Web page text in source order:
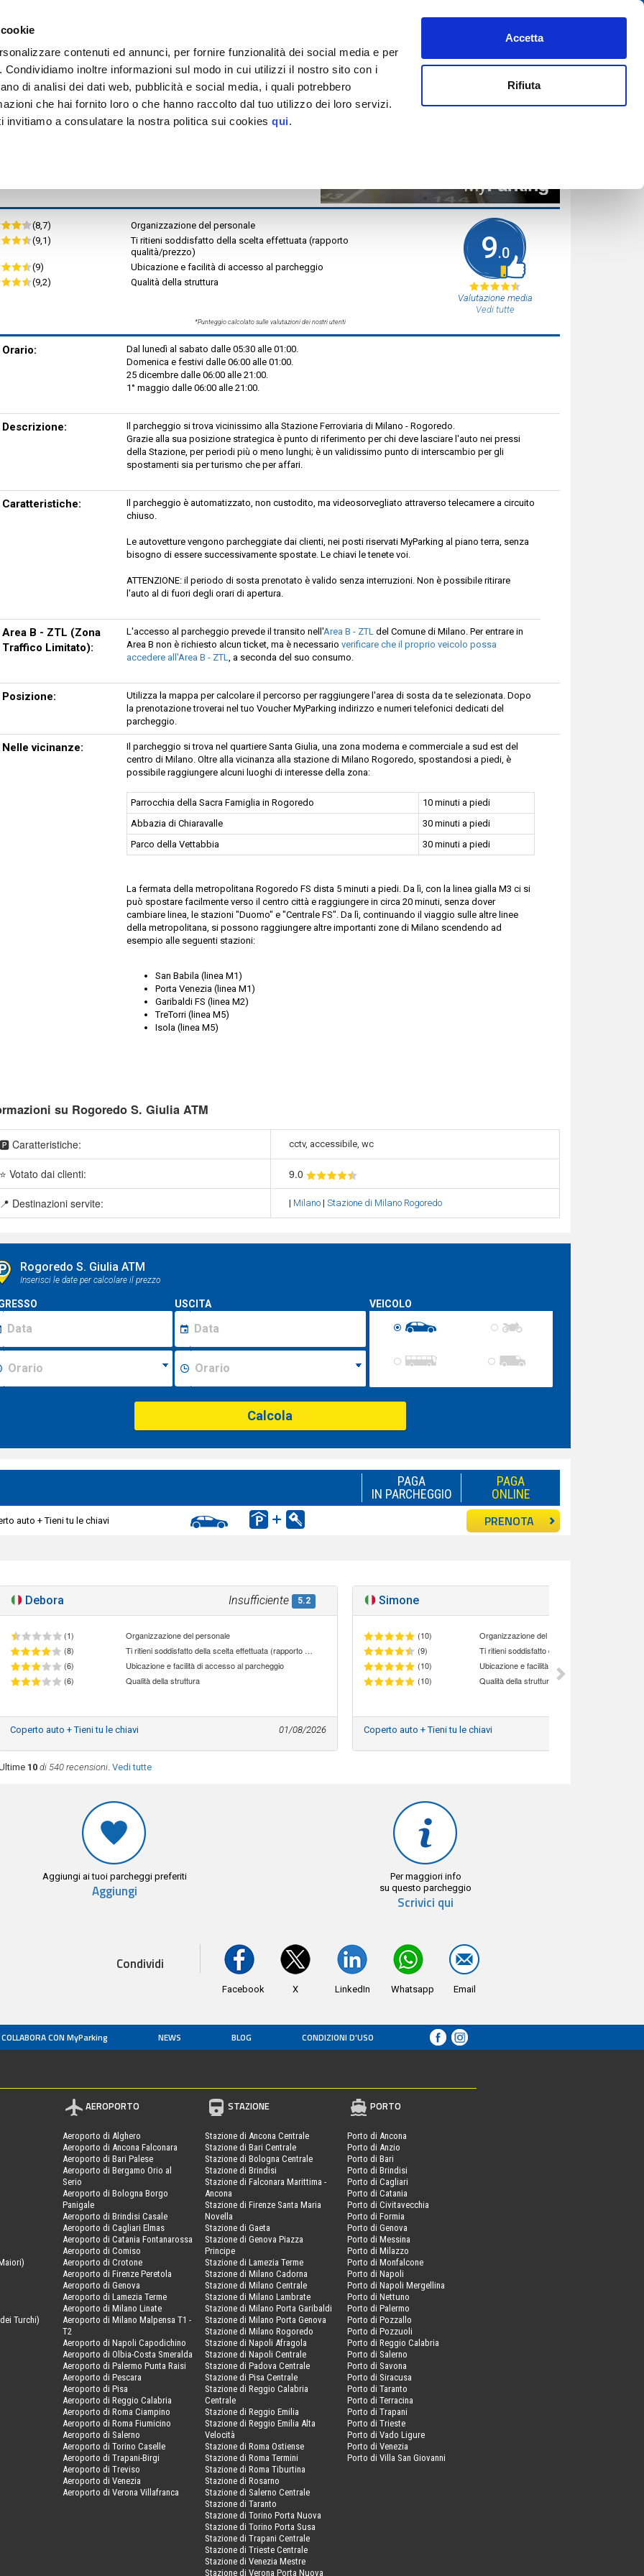
contenuti ed annunci, per fornire funzionalità dei social media e per
inoltre informazioni sul modo in cui utilizzi il nostro sito con i
di analisi dei dati web, pubblicità e social media, i quali potrebbero
che hai fornito loro o che hanno raccolto dal tuo utilizzo dei loro servizi.
invitiamo a consulatare la nostra politica sui cookiesqui.
Accetta
Rifiuta
ACCEDI
servite >
Rogoredo S. Giulia ATM
or.rid. MAPPA PRENOTA ORA
H. MAX 1,90 m
(8,7)
Organizzazione del personale
(9,1)
Ti ritieni soddisfatto della scelta effettuata (rapporto
qualità/prezzo)
(9)
Ubicazione e facilità di accesso al parcheggio
(9,2)
Qualità della struttura
9.0
Valutazione media
Vedi tutte
*Punteggio calcolato sulle valutazioni dei nostri utenti
Orario:
Dal lunedì al sabato dalle 05:30 alle 01:00.
Domenica e festivi dalle 06:00 alle 01:00.
25 dicembre dalle 06:00 alle 21:00.
1° maggio dalle 06:00 alle 21:00.
Descrizione:
Il parcheggio si trova vicinissimo alla Stazione Ferroviaria di Milano - Rogoredo.
Grazie alla sua posizione strategica è punto di riferimento per chi deve lasciare l'auto nei pressi
della Stazione, per periodi più o meno lunghi; è un validissimo punto di interscambio per gli
spostamenti sia per turismo che per affari.
Caratteristiche:
Il parcheggio è automatizzato, non custodito, ma videosorvegliato attraverso telecamere a circuito
chiuso.
Le autovetture vengono parcheggiate dai clienti, nei posti riservati MyParking al piano terra, senza
bisogno di essere successivamente spostate. Le chiavi le tenete voi.
ATTENZIONE: il periodo di sosta prenotato è valido senza interruzioni. Non è possibile ritirare
l'auto al di fuori degli orari di apertura.
Area B - ZTL (Zona
Traffico Limitato):
L'accesso al parcheggio prevede il transito nell'Area B - ZTL del Comune di Milano. Per entrare in
Area B non è richiesto alcun ticket, ma è necessario verificare che il proprio veicolo possa
accedere all'Area B - ZTL
, a seconda del suo consumo.
Posizione:
Utilizza la mappa per calcolare il percorso per raggiungere l'area di sosta da te selezionata. Dopo
la prenotazione troverai nel tuo Voucher MyParking indirizzo e numeri telefonici dedicati del
parcheggio.
Nelle vicinanze:
Il parcheggio si trova nel quartiere Santa Giulia, una zona moderna e commerciale a sud est del
centro di Milano. Oltre alla vicinanza alla stazione di Milano Rogoredo, spostandosi a piedi, è
possibile raggiungere alcuni luoghi di interesse della zona:
Parrocchia della Sacra Famiglia in Rogoredo
10 minuti a piedi
Abbazia di Chiaravalle
30 minuti a piedi
Parco della Vettabbia
30 minuti a piedi
La fermata della metropolitana Rogoredo FS dista 5 minuti a piedi. Da lì, con la linea gialla M3 ci si
può spostare facilmente verso il centro città e raggiungere in circa 20 minuti, senza dover
cambiare linea, le stazioni "Duomo" e "Centrale FS". Da lì, continuando il viaggio sulle altre linee
della metropolitana, si possono raggiungere altre importanti zone di Milano scendendo ad
esempio alle seguenti stazioni:
San Babila (linea M1)
Porta Venezia (linea M1)
Garibaldi FS (linea M2)
TreTorri (linea M5)
Isola (linea M5)
su Rogoredo S. Giulia ATM
Caratteristiche: cctv, accessibile, wc
Votato dai clienti: 9.0
Destinazioni servite: | Milano | Stazione di Milano Rogoredo
Rogoredo S. Giulia ATM
Inserisci le date per calcolare il prezzo
USCITA VEICOLO
Calcola
PAGA
ONLINE
PAGA
IN PARCHEGGIO
auto + Tieni tu le chiavi PRENOTA
Debora Insufficiente 5.2
(1)
Organizzazione del personale
(8)
Ti ritieni soddisfatto della scelta effettuata (rapporto qualità/prezzo)
(6)
Ubicazione e facilità di accesso al parcheggio
(6)
Qualità della struttura
Coperto auto + Tieni tu le chiavi 01/08/2026
Simone
(10)
Organizzazione del personale
(9)
(10)
Ubicazione e facilità di accesso al parcheggio
(10)
Qualità della struttura
Coperto auto + Tieni tu le chiavi
10 di 540 recensioni. Vedi tutte
Aggiungi ai tuoi parcheggi preferiti
Aggiungi
Per maggiori info
su questo parcheggio
Scrivici qui
Condividi
Facebook X LinkedIn Whatsapp Email
COLLABORA CON MyParking NEWS BLOG CONDIZIONI D’USO
Turchi)
AEROPORTO
Aeroporto di Alghero
Aeroporto di Ancona Falconara
Aeroporto di Bari Palese
Aeroporto di Bergamo Orio al
Serio
Aeroporto di Bologna Borgo
Panigale
Aeroporto di Brindisi Casale
Aeroporto di Cagliari Elmas
Aeroporto di Catania Fontanarossa
Aeroporto di Comiso
Aeroporto di Crotone
Aeroporto di Firenze Peretola
Aeroporto di Genova
Aeroporto di Lamezia Terme
Aeroporto di Milano Linate
Aeroporto di Milano Malpensa T1 -
T2
Aeroporto di Napoli Capodichino
Aeroporto di Olbia-Costa Smeralda
Aeroporto di Palermo Punta Raisi
Aeroporto di Pescara
Aeroporto di Pisa
Aeroporto di Reggio Calabria
Aeroporto di Roma Ciampino
Aeroporto di Roma Fiumicino
Aeroporto di Salerno
Aeroporto di Torino Caselle
Aeroporto di Trapani-Birgi
Aeroporto di Treviso
Aeroporto di Venezia
Aeroporto di Verona Villafranca
STAZIONE
Stazione di Ancona Centrale
Stazione di Bari Centrale
Stazione di Bologna Centrale
Stazione di Brindisi
Stazione di Falconara Marittima -
Ancona
Stazione di Firenze Santa Maria
Novella
Stazione di Gaeta
Stazione di Genova Piazza
Principe
Stazione di Lamezia Terme
Stazione di Milano Cadorna
Stazione di Milano Centrale
Stazione di Milano Lambrate
Stazione di Milano Porta Garibaldi
Stazione di Milano Porta Genova
Stazione di Milano Rogoredo
Stazione di Napoli Afragola
Stazione di Napoli Centrale
Stazione di Padova Centrale
Stazione di Pisa Centrale
Stazione di Reggio Calabria
Centrale
Stazione di Reggio Emilia
Stazione di Reggio Emilia Alta
Velocità
Stazione di Roma Ostiense
Stazione di Roma Termini
Stazione di Roma Tiburtina
Stazione di Rosarno
Stazione di Salerno Centrale
Stazione di Taranto
Stazione di Torino Porta Nuova
Stazione di Torino Porta Susa
Stazione di Trapani Centrale
Stazione di Trieste Centrale
Stazione di Venezia Mestre
Stazione di Verona Porta Nuova
PORTO
Porto di Ancona
Porto di Anzio
Porto di Bari
Porto di Brindisi
Porto di Cagliari
Porto di Catania
Porto di Civitavecchia
Porto di Formia
Porto di Genova
Porto di Messina
Porto di Milazzo
Porto di Monfalcone
Porto di Napoli
Porto di Napoli Mergellina
Porto di Nettuno
Porto di Palermo
Porto di Pozzallo
Porto di Pozzuoli
Porto di Reggio Calabria
Porto di Salerno
Porto di Savona
Porto di Siracusa
Porto di Taranto
Porto di Terracina
Porto di Trapani
Porto di Trieste
Porto di Vado Ligure
Porto di Venezia
Porto di Villa San Giovanni